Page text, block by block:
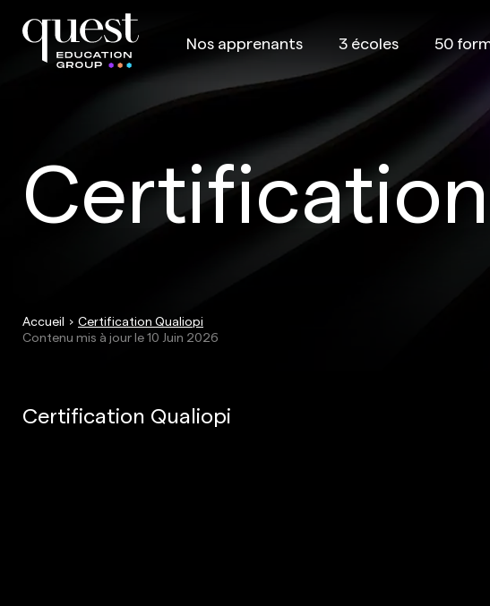
Nos apprenants 3 écoles 50
Accueil
Certification Qualiopi
Contenu mis à jour le10 Juin 2026
Certification Qualiopi